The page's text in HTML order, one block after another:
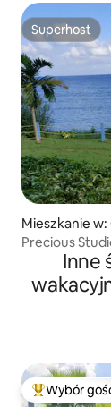
Superhost
Superhost
Mieszkanie w:
Precious
Inne
Wybór